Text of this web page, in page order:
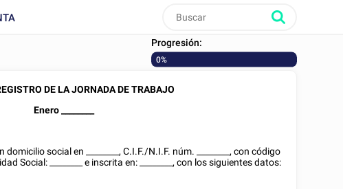
Progresión:
0%
DE LA JORNADA DE TRABAJO
Enero
domicilio social en , C.I.F./N.I.F. núm.
, con código
Social:
e inscrita en:
, con los siguientes datos: